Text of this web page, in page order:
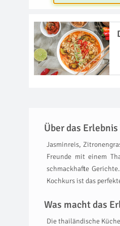
Über das
Jasminreis,
Freunde mit einem
schmackhafte
Kochkurs ist das
Was macht das
Die thailändische